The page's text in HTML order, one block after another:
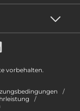
vorbehalten.